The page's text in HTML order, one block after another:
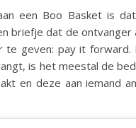
een Boo Basket is
briefje dat de ontvanger
te geven: pay it forward.
is het meestal de
en deze aan iemand